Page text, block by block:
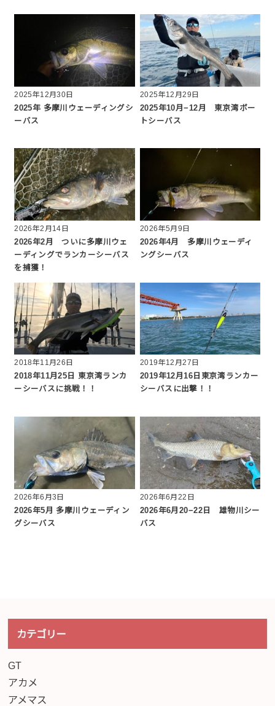
2025年12月30日
2025年 多摩川ウェーディングシ
ーバス
2025年12月29日
2025年10月−12月 東京湾ボー
トシーバス
2026年2月14日
2026年2月 ついに多摩川ウェ
ーディングでランカーシーバス
を捕獲！
2026年5月9日
2026年4月 多摩川ウェーディ
ングシーバス
2018年11月26日
2018年11月25日 東京湾ランカ
ーシーバスに挑戦！！
2019年12月27日
2019年12月16日東京湾ランカー
シーバスに出撃！！
2026年6月3日
2026年5月 多摩川ウェーディン
グシーバス
2026年6月22日
2026年6月20−22日 雄物川シー
バス
カテゴリー
GT
アカメ
アメマス